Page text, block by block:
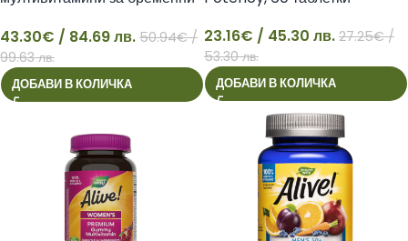
43
софтгел капсули
43.30€ / 84.69 лв. 50.94€/
99.63 лв.
ДОБАВИ В КОЛИЧКА
23
23.16€ / 45.30 лв. 27.25€/
53.30 лв.
ДОБАВИ В КОЛИЧКА